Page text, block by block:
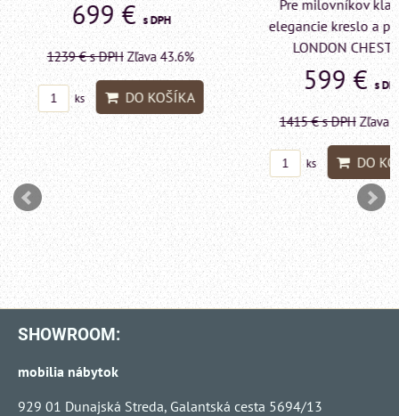
699 €s DPH
1239 €s DPH Zľava 43.6%
ks DO KOŠÍKA
Pre milovníkov
elegancie kreslo a
LONDON
599 €s
1415 €s DPH Zľava
ks DO
SHOWROOM:
mobilia nábytok
929 01 Dunajská Streda, Galantská cesta 5694/13